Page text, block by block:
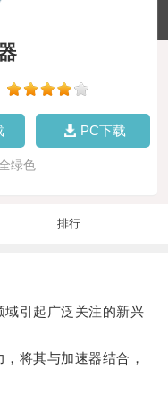
PC下载
绿色
排行
引起广泛关注的新兴
将其与加速器结合，